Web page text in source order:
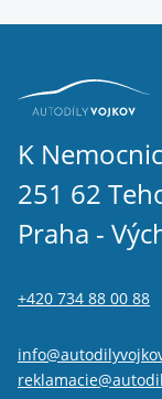
K
251 62
Praha -
+420 734 88 00 88